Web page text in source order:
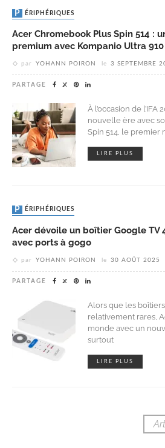
PÉRIPHÉRIQUES
Acer Chromebook Plus Spin 514 :
premium avec Kompanio Ultra 910
par YOHANN POIRON le 3 SEPTEMBRE
PARTAGE
À l’occasion de
nouvelle ère avec
Spin 514, le premier
LIRE PLUS
PÉRIPHÉRIQUES
Acer dévoile un boîtier Google TV
avec ports à gogo
par YOHANN POIRON le 30 AOÛT 2025
PARTAGE
Alors que les
relativement rares,
monde avec un
surtout
LIRE PLUS